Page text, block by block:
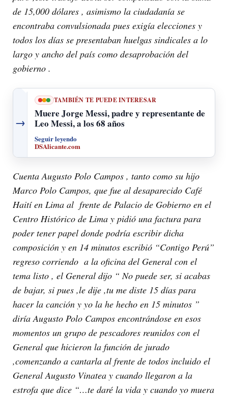
de 15,000 dólares , asimismo la ciudadanía se
encontraba convulsionada pues exigía elecciones y
todos los días se presentaban huelgas sindicales a lo
largo y ancho del país como desaprobación del
gobierno .
→
TAMBIÉN TE PUEDE INTERESAR
Muere Jorge Messi, padre y representante de
Leo Messi, a los 68 años
Seguir leyendo
DSAlicante.com
Cuenta Augusto Polo Campos , tanto como su hijo
Marco Polo Campos, que fue al desaparecido Café
Haití en Lima al frente de Palacio de Gobierno en el
Centro Histórico de Lima y pidió una factura para
poder tener papel donde podría escribir dicha
composición y en 14 minutos escribió “Contigo Perú”
regreso corriendo a la oficina del General con el
tema listo , el General dijo “ No puede ser, si acabas
de bajar, si pues ,le dije ,tu me diste 15 días para
hacer la canción y yo la he hecho en 15 minutos ”
diría Augusto Polo Campos encontrándose en esos
momentos un grupo de pescadores reunidos con el
General que hicieron la función de jurado
,comenzando a cantarla al frente de todos incluido el
General Augusto Vinatea y cuando llegaron a la
estrofa que dice “…te daré la vida y cuando yo muera